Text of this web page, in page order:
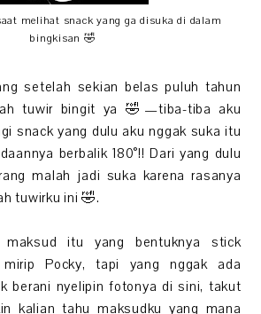
melihat snack yang ga disuka di dalam
bingkisan 🤣
setelah sekian belas puluh tahun
tuwir bingit ya 🤣—tiba-tiba aku
snack yang dulu aku nggak suka itu
berbalik 180°!! Dari yang dulu
malah jadi suka karena rasanya
tuwirku ini 🤣.
itu yang bentuknya stick
mirip Pocky, tapi yang nggak ada
berani nyelipin fotonya di sini, takut
kalian tahu maksudku yang mana